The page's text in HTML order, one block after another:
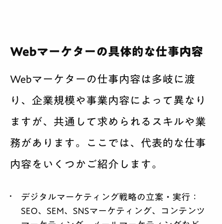
Webマーケターの具体的な仕事内容
Webマーケターの仕事内容は多岐に渡
り、企業規模や事業内容によって異なり
ますが、共通して求められるスキルや業
務があります。ここでは、代表的な仕事
内容をいくつかご紹介します。
デジタルマーケティング戦略の立案・実行：
SEO、SEM、SNSマーケティング、コンテンツ